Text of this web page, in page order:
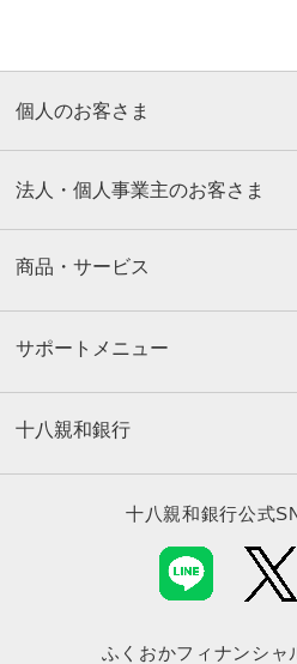
個人のお客さま
法人・個人事業主のお客さま
商品・サービス
サポートメニュー
十八親和銀行
十八親和銀行公式
ふくおかフィナンシャ